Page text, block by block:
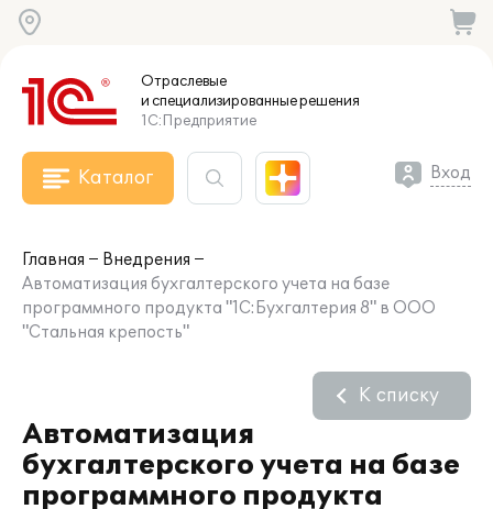
Отраслевые
и специализированныерешения
1С:Предприятие
Каталог Вход
Главная
Внедрения
Автоматизация бухгалтерского учета на базе
программного продукта "1С:Бухгалтерия 8" в ООО
"Стальная крепость"
Автоматизация
бухгалтерского учета на базе
программного продукта
К списку